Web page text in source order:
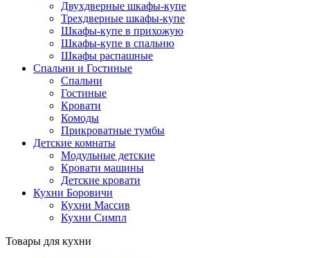
Двухдверные шкафы-купе
Трехдверные шкафы-купе
Шкафы-купе в прихожую
Шкафы-купе в спальню
Шкафы распашные
Спальни и Гостиные
Спальни
Гостиные
Кровати
Комоды
Прикроватные тумбы
Детские комнаты
Модульные детские
Кровати машины
Детские кровати
Кухни Боровичи
Кухни Массив
Кухни Симпл
Товары для кухни